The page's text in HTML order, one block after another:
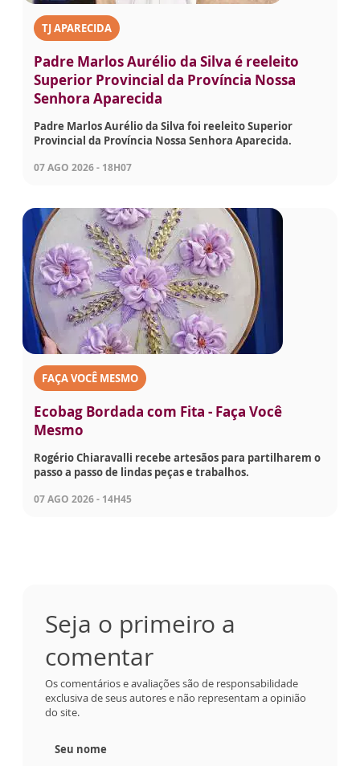
TJ APARECIDA
Padre Marlos Aurélio da Silva é reeleito
Superior Provincial da Província Nossa
Senhora Aparecida
Padre Marlos Aurélio da Silva foi reeleito Superior
Provincial da Província Nossa Senhora Aparecida.
07 AGO 2026 - 18H07
FAÇA VOCÊ MESMO
Ecobag Bordada com Fita - Faça Você
Mesmo
Rogério Chiaravalli recebe artesãos para partilharem o
passo a passo de lindas peças e trabalhos.
07 AGO 2026 - 14H45
Seja o primeiro a
comentar
Os comentários e avaliações são de responsabilidade
exclusiva de seus autores e não representam a opinião
do site.
Seu nome